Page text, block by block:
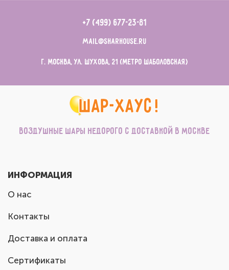
+7 (499) 677-23-81
mail@sharhouse.ru
г. Москва, ул. Шухова, 21 (метро Шаболовская)
Воздушные шары недорого с доставкой в Москве
ИНФОРМАЦИЯ
О нас
Контакты
Доставка и оплата
Сертификаты